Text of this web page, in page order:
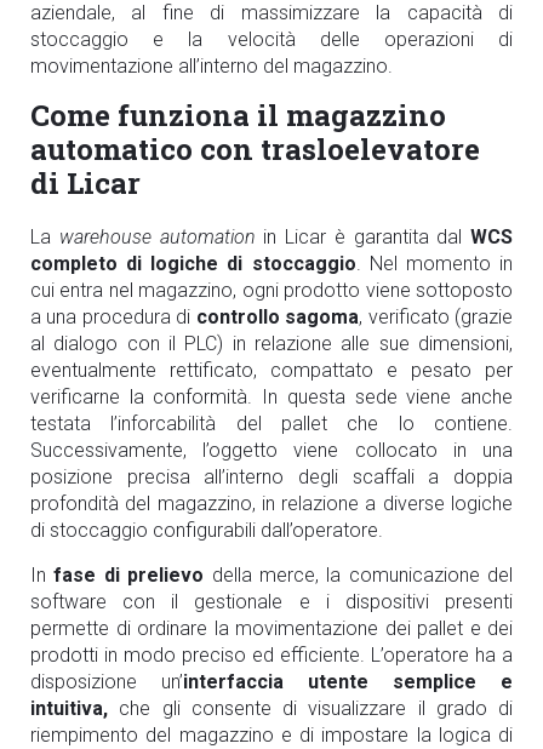
aziendale, al fine di massimizzare la capacità di
stoccaggio e la velocità delle operazioni di
movimentazione all’interno del magazzino.
Come funziona il magazzino
automatico con trasloelevatore
di Licar
La warehouse automation in Licar è garantita dal WCS
completo di logiche di stoccaggio. Nel momento in
cui entra nel magazzino, ogni prodotto viene sottoposto
a una procedura di controllo sagoma, verificato (grazie
al dialogo con il PLC) in relazione alle sue dimensioni,
eventualmente rettificato, compattato e pesato per
verificarne la conformità. In questa sede viene anche
testata l’inforcabilità del pallet che lo contiene.
Successivamente, l’oggetto viene collocato in una
posizione precisa all’interno degli scaffali a doppia
profondità del magazzino, in relazione a diverse logiche
di stoccaggio configurabili dall’operatore.
Infase di prelievo della merce, la comunicazione del
software con il gestionale e i dispositivi presenti
permette di ordinare la movimentazione dei pallet e dei
prodotti in modo preciso ed efficiente. L’operatore ha a
disposizione un’interfaccia utente semplice e
intuitiva, che gli consente di visualizzare il grado di
riempimento del magazzino e di impostare la logica di